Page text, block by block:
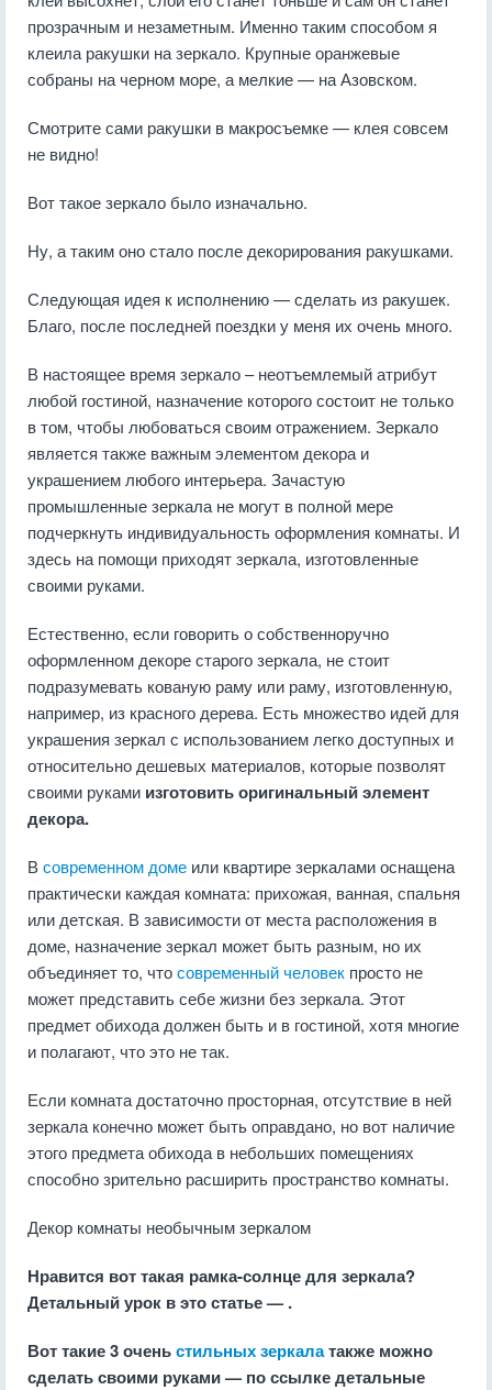
прозрачным и незаметным. Именно таким способом я
клеила ракушки на зеркало. Крупные оранжевые
собраны на черном море, а мелкие — на Азовском.
Смотрите сами ракушки в макросъемке — клея совсем
не видно!
Вот такое зеркало было изначально.
Ну, а таким оно стало после декорирования ракушками.
Следующая идея к исполнению — сделать из ракушек.
Благо, после последней поездки у меня их очень много.
В настоящее время зеркало – неотъемлемый атрибут
любой гостиной, назначение которого состоит не только
в том, чтобы любоваться своим отражением. Зеркало
является также важным элементом декора и
украшением любого интерьера. Зачастую
промышленные зеркала не могут в полной мере
подчеркнуть индивидуальность оформления комнаты. И
здесь на помощи приходят зеркала, изготовленные
своими руками.
Естественно, если говорить о собственноручно
оформленном декоре старого зеркала, не стоит
подразумевать кованую раму или раму, изготовленную,
например, из красного дерева. Есть множество идей для
украшения зеркал с использованием легко доступных и
относительно дешевых материалов, которые позволят
своими руками изготовить оригинальный элемент
декора.
Всовременном доме или квартире зеркалами оснащена
практически каждая комната: прихожая, ванная, спальня
или детская. В зависимости от места расположения в
доме, назначение зеркал может быть разным, но их
объединяет то, чтосовременный человек просто не
может представить себе жизни без зеркала. Этот
предмет обихода должен быть и в гостиной, хотя многие
и полагают, что это не так.
Если комната достаточно просторная, отсутствие в ней
зеркала конечно может быть оправдано, но вот наличие
этого предмета обихода в небольших помещениях
способно зрительно расширить пространство комнаты.
Декор комнаты необычным зеркалом
Нравится вот такая рамка-солнце для зеркала?
Детальный урок в это статье — .
Вот такие 3 оченьстильных зеркалатакже можно
сделать своими руками — по ссылке детальные